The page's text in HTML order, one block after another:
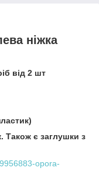
ніжка
від 2 шт
Також є заглушки з
opora-